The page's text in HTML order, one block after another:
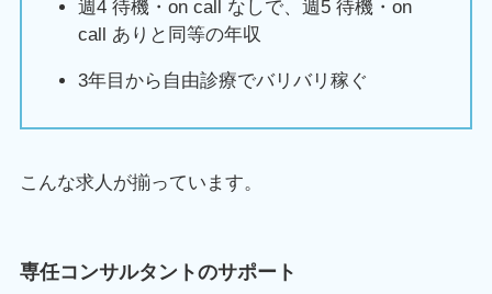
週4 待機・on call なしで、週5 待機・on
call ありと同等の年収
3年目から自由診療でバリバリ稼ぐ
こんな求人が揃っています。
専任コンサルタントのサポート